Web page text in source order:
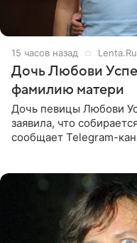
15 часов назад Lenta.Ru
Дочь Любови
фамилию матери
Дочь певицы Любови
заявила, что
сообщает Telegram-